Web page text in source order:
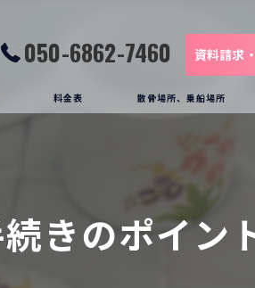
050-6862-7460 資料請求
料金表 散骨場所、乗船場所
きのポイン